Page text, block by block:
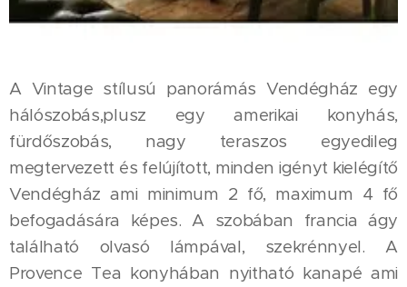
A Vintage stílusú panorámás Vendégház egy
hálószobás,plusz egy amerikai konyhás,
fürdőszobás, nagy teraszos egyedileg
megtervezett és felújított, minden igényt kielégítő
Vendégház ami minimum 2 fő, maximum 4 fő
befogadására képes. A szobában francia ágy
található olvasó lámpával, szekrénnyel. A
Provence Tea konyhában nyitható kanapé ami